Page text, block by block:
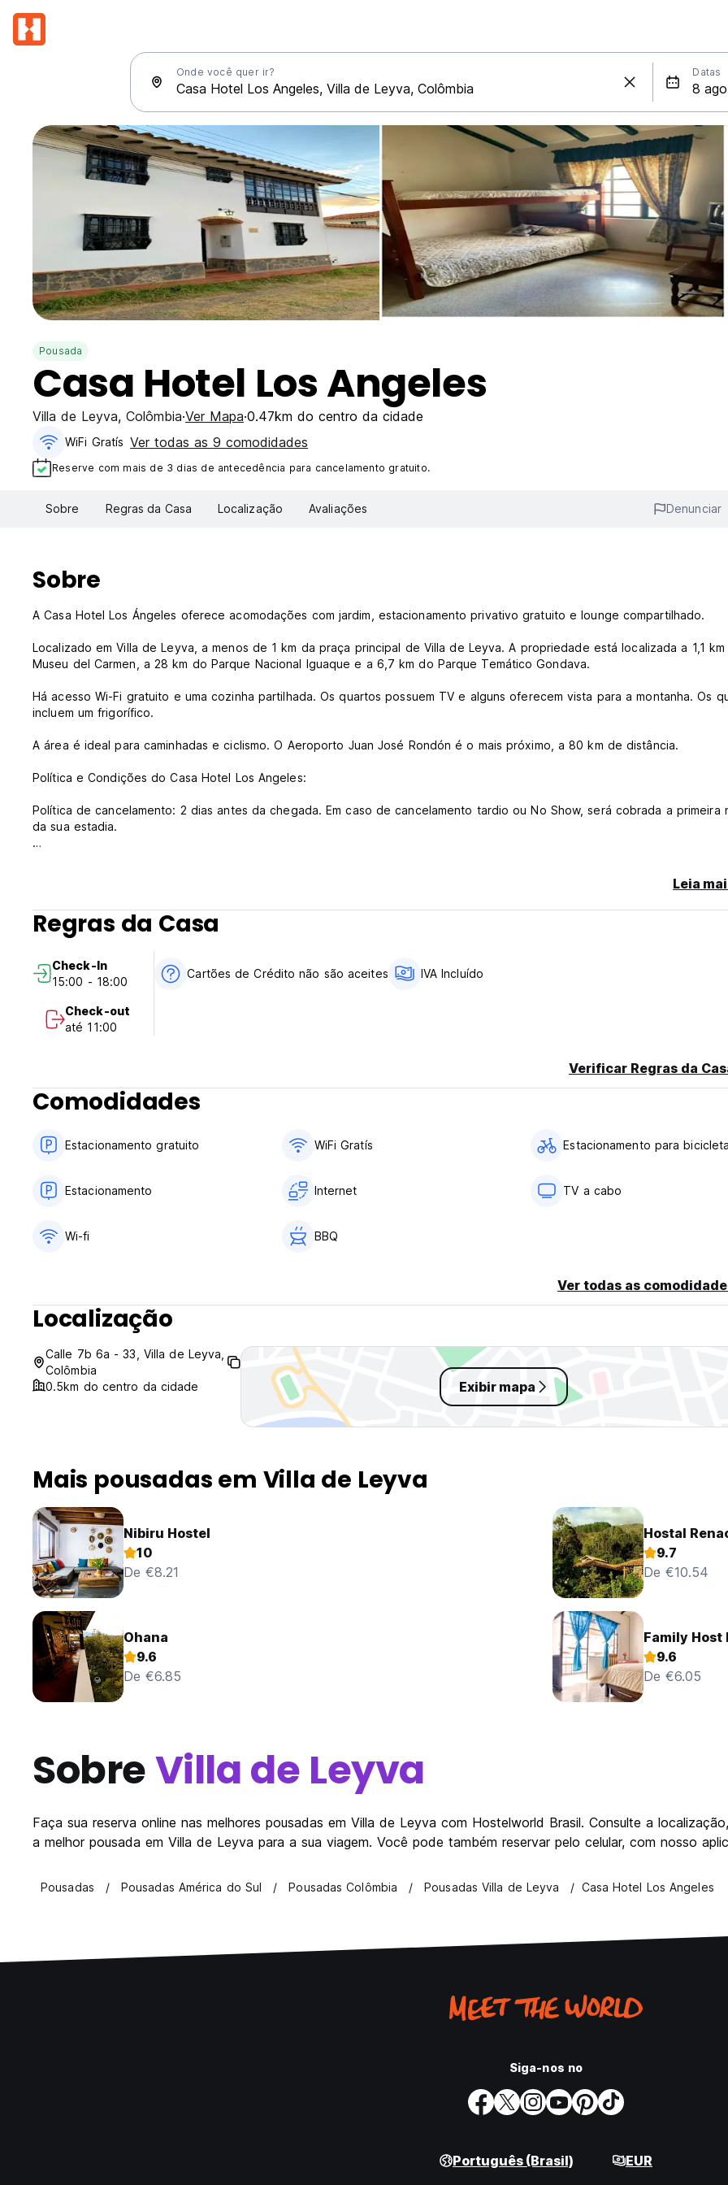
Onde você quer ir? Datas
Pousada
Casa Hotel Los Angeles
Villa de Leyva, Colômbia Ver Mapa 0.47km do centro da cidade
WiFi Gratís Ver todas as 9 comodidades
Reserve com mais de 3 dias de antecedência para cancelamento gratuito.
Sobre Regras da Casa Localização Avaliações Denunciar
Sobre
A Casa Hotel Los Ángeles oferece acomodações com jardim, estacionamento privativo gratuito e lounge compartilhado.
Localizado em Villa de Leyva, a menos de 1 km da praça principal de Villa de Leyva. A propriedade está localizada a 1,1
Museu del Carmen, a 28 km do Parque Nacional Iguaque e a 6,7 ​​km do Parque Temático Gondava.
Há acesso Wi-Fi gratuito e uma cozinha partilhada. Os quartos possuem TV e alguns oferecem vista para a montanha. Os
incluem um frigorífico.
A área é ideal para caminhadas e ciclismo. O Aeroporto Juan José Rondón é o mais próximo, a 80 km de distância.
Política e Condições do Casa Hotel Los Angeles:
Política de cancelamento: 2 dias antes da chegada. Em caso de cancelamento tardio ou No Show, será cobrada a primeira
da sua estadia.
Pagamento na chegada em dinheiro
Impostos incluídos
Café da manhã não disponível
Em geral:
Recepção das 10h00 às 18h00
Sem toque de recolher
Sem condições especiais (Auto-translated from original language)
Leia
Regras da Casa
Check-In
15:00 - 18:00
Check-out
até 11:00
Cartões de Crédito não são aceites IVA Incluído
Verificar Regras da
Comodidades
Estacionamento gratuito WiFi Gratís Estacionamento para
Estacionamento Internet TV a cabo
Wi-fi BBQ
Ver todas as
Localização
Calle 7b 6a - 33, Villa de Leyva,
Colômbia
0.5km do centro da cidade
Exibir mapa
Mais pousadas em Villa de Leyva
Nibiru Hostel
10
De €8.21
Hostal
9.7
De €10.54
Ohana
9.6
De €6.85
Family Host
9.6
De €6.05
SobreVilla de Leyva
Faça sua reserva online nas melhores pousadas em Villa de Leyva com Hostelworld Brasil. Consulte a
a melhor pousada em Villa de Leyva para a sua viagem. Você pode também reservar pelo celular, com nosso
Pousadas Pousadas América do Sul Pousadas Colômbia Pousadas Villa de Leyva Casa Hotel Los Angeles
Siga-nos no
Português (Brasil) EUR